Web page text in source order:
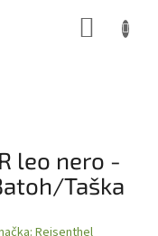
leo nero -
Taška